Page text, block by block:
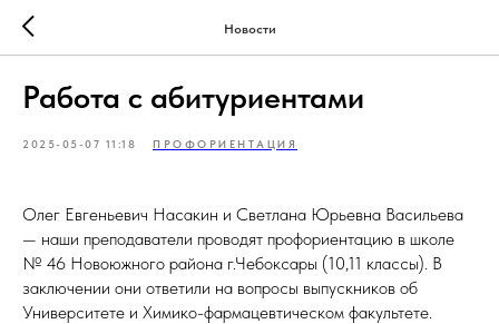
Новости
Работа с абитуриентами
2025-05-07 11:18 ПРОФОРИЕНТАЦИЯ
Олег Евгеньевич Насакин и Светлана Юрьевна Васильева
— наши преподаватели проводят профориентацию в школе
№ 46 Новоюжного района г.Чебоксары (10,11 классы). В
заключении они ответили на вопросы выпускников об
Университете и Химико-фармацевтическом факультете.